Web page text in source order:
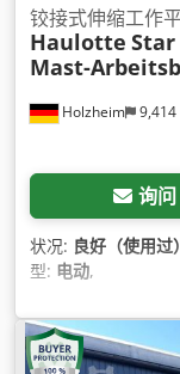
Holzheim 9,414
铰接式伸缩工作
Haulotte Star
Mast-
询问
状况: 良好（使用过）
型: 电动,